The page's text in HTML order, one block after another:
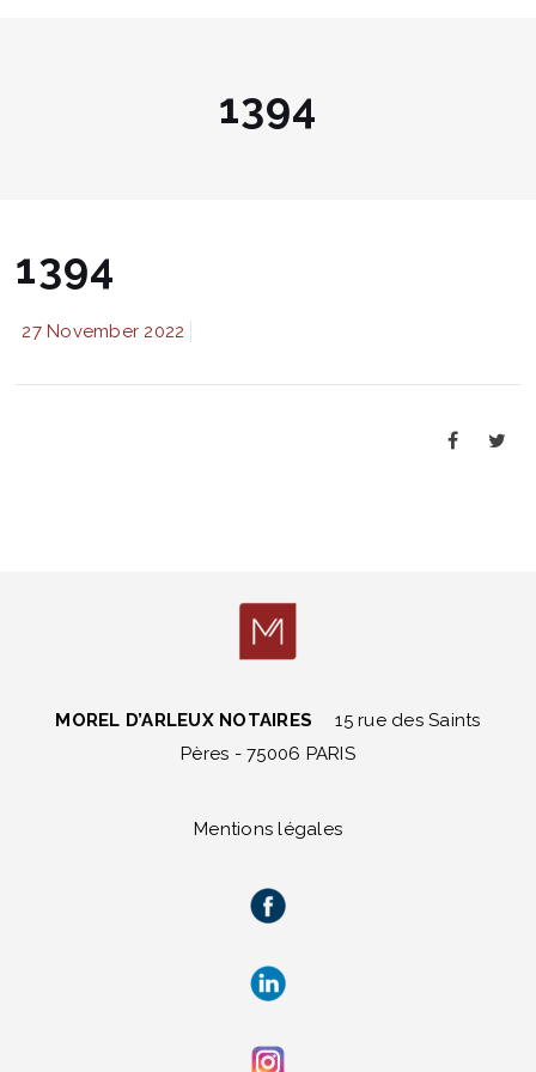
1394
1394
27 November 2022
MOREL D’ARLEUX NOTAIRES
15 rue des Saints
Pères - 75006 PARIS
Mentions légales